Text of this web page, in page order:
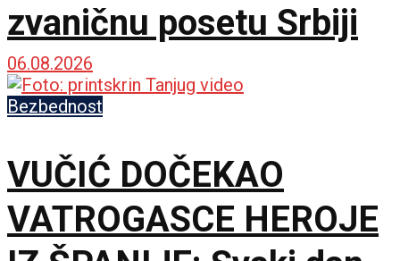
zvaničnu posetu Srbiji
06.08.2026
Bezbednost
VUČIĆ DOČEKAO
VATROGASCE HEROJE